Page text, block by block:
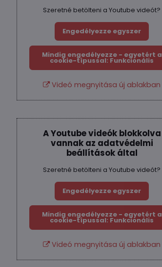
Szeretné betölteni a Youtube videót?
Engedélyezze egyszer
Mindig engedélyezze - egyetért a
cookie-típussal: Funkcionális
Videó megnyitása új ablakban
A Youtube videók blokkolva
vannak az adatvédelmi
beállítások által
Szeretné betölteni a Youtube videót?
Engedélyezze egyszer
Mindig engedélyezze - egyetért a
cookie-típussal: Funkcionális
Videó megnyitása új ablakban